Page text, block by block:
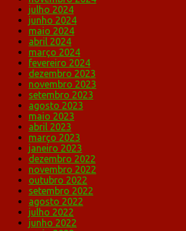
julho 2024
junho 2024
maio 2024
abril 2024
março 2024
fevereiro 2024
dezembro 2023
novembro 2023
setembro 2023
agosto 2023
maio 2023
abril 2023
março 2023
janeiro 2023
dezembro 2022
novembro 2022
outubro 2022
setembro 2022
agosto 2022
julho 2022
junho 2022